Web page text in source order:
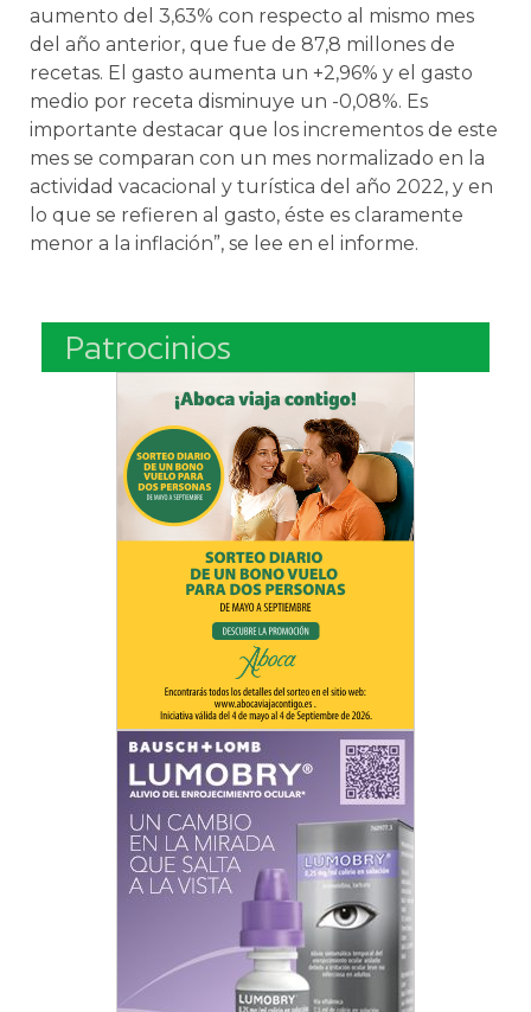
aumento del 3,63% con respecto al mismo mes
del año anterior, que fue de 87,8 millones de
recetas. El gasto aumenta un +2,96% y el gasto
medio por receta disminuye un -0,08%. Es
importante destacar que los incrementos de este
mes se comparan con un mes normalizado en la
actividad vacacional y turística del año 2022, y en
lo que se refieren al gasto, éste es claramente
menor a la inflación”, se lee en el informe.
Patrocinios